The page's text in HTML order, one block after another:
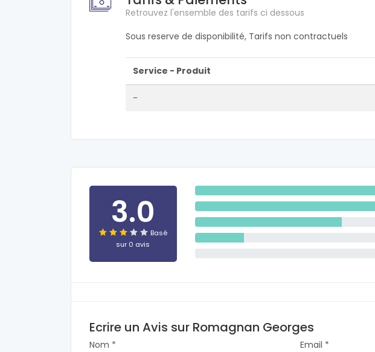
Retrouvez l'ensemble des tarifs ci dessous
Sous reserve de disponibilité, Tarifs non contractuels
Service - Produit
-
3.0
Basé
sur 0 avis
Ecrire un Avis sur Romagnan Georges
Nom * Email *